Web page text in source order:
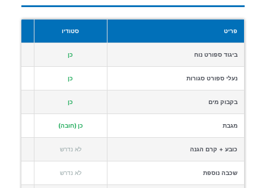
פריט סטודיו
ביגוד ספורט נוח כן
נעלי ספורט סגורות כן
בקבוק מים כן
מגבת כן (חובה)
כובע + קרם הגנה לא נדרש
שכבה נוספת לא נדרש